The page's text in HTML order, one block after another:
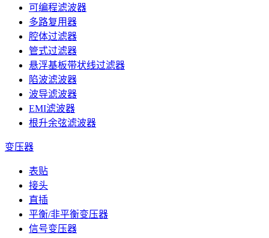
可编程滤波器
多路复用器
腔体过滤器
管式过滤器
悬浮基板带状线过滤器
陷波滤波器
波导滤波器
EMI滤波器
根升余弦滤波器
变压器
表贴
接头
直插
平衡/非平衡变压器
信号变压器